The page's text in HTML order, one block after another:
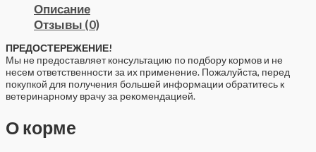
Описание
Отзывы (0)
ПРЕДОСТЕРЕЖЕНИЕ!
Мы не предоставляет консультацию по подбору кормов и не
несем ответственности за их применение. Пожалуйста, перед
покупкой для получения большей информации обратитесь к
ветеринарному врачу за рекомендацией.
О корме